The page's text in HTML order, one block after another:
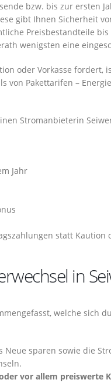
bzw. bis zur ersten
gibt Ihnen Sicherheit
Preisbestandteile
wenigsten eine
oder Vorkasse fordert,
von Pakettarifen –
Stromanbieterin
Jahr
statt Kaution
in
welche sich
Neue sparen sowie die
vor allem preiswerte